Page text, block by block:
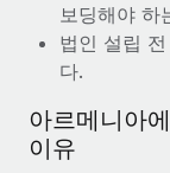
자세히 알아
Shootsta가
채용을 확장한
보딩해야 하
법인 설립
다.
아르메니아
이유